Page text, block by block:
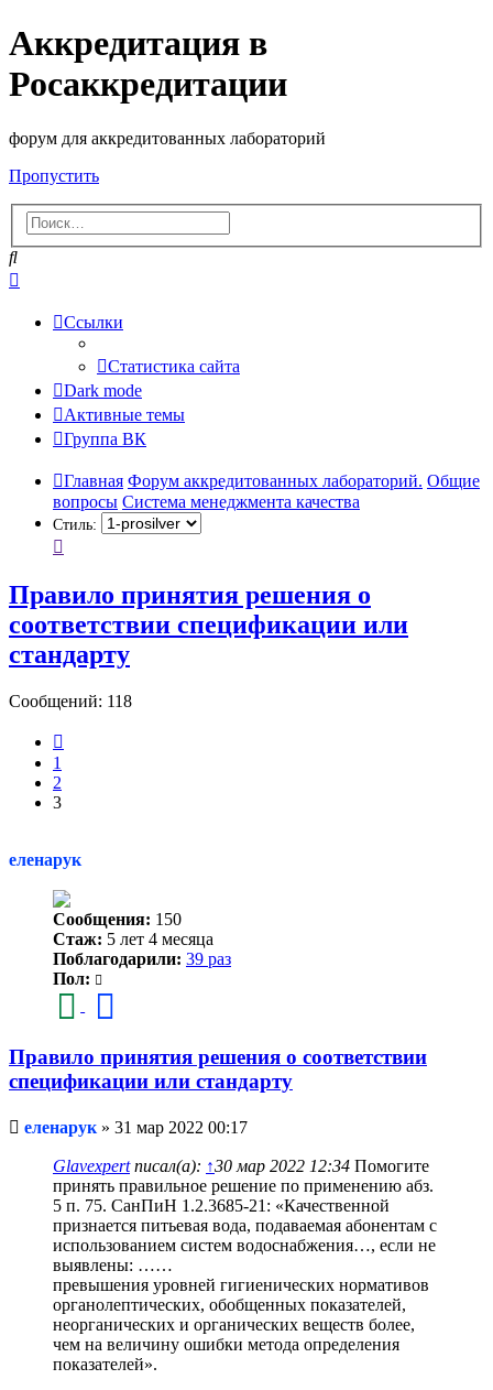
Аккредитация в
Росаккредитации
форум для аккредитованных лабораторий
Пропустить
Поиск
Ссылки
Статистика сайта
Dark mode
Активные темы
Группа ВК
Главная Форум аккредитованных лабораторий. Общие
вопросы Система менеджмента качества
Стиль:
Правило принятия решения о
соответствии спецификации или
стандарту
Сообщений: 118
1
2
3
еленарук
Сообщения: 150
Стаж: 5 лет 4 месяца
Поблагодарили: 39 раз
Пол:
Правило принятия решения о соответствии
спецификации или стандарту
Непрочитанное
сообщение
еленарук » 31 мар 2022 00:17
Glavexpertписал(а): ↑30 мар 2022 12:34 Помогите
принять правильное решение по применению абз.
5 п. 75. СанПиН 1.2.3685-21: «Качественной
признается питьевая вода, подаваемая абонентам с
использованием систем водоснабжения…, если не
выявлены: ……
превышения уровней гигиенических нормативов
органолептических, обобщенных показателей,
неорганических и органических веществ более,
чем на величину ошибки метода определения
показателей».